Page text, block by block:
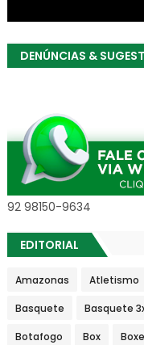
DENÚNCIAS &
92 98150-9634
EDITORIAL
Amazonas Atletismo
Basquete Basquete
Botafogo Box Boxe